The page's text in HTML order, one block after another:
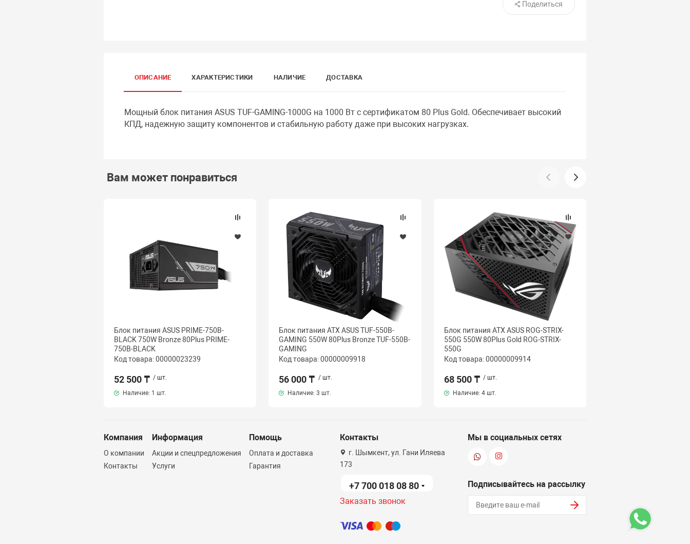
Поделиться
ОПИСАНИЕ ХАРАКТЕРИСТИКИ НАЛИЧИЕ ДОСТАВКА
Мощный блок питания ASUS TUF-GAMING-1000G на 1000 Вт с сертификатом 80 Plus Gold. Обеспечивает высокий
КПД, надежную защиту компонентов и стабильную работу даже при высоких нагрузках.
Вам может понравиться
Блок питания ASUS PRIME-750B-
BLACK 750W Bronze 80Plus PRIME-
750B-BLACK
Код товара: 00000023239
52 500 ₸ / шт.
Наличие: 1 шт.
Блок питания ATX ASUS TUF-550B-
GAMING 550W 80Plus Bronze TUF-550B-
GAMING
Код товара: 00000009918
56 000 ₸ / шт.
Наличие:3 шт.
Блок питания ATX ASUS ROG-STRIX-
550G 550W 80Plus Gold ROG-STRIX-
550G
Код товара: 00000009914
68 500 ₸ / шт.
Наличие: 4 шт.
Компания
О компании
Контакты
Информация
Акции и спецпредложения
Услуги
Помощь
Оплата и доставка
Гарантия
Контакты
г. Шымкент, ул. Гани Иляева
173
+7 700 018 08 80
Заказать звонок
Мы в социальных сетях
Подписывайтесь на рассылку